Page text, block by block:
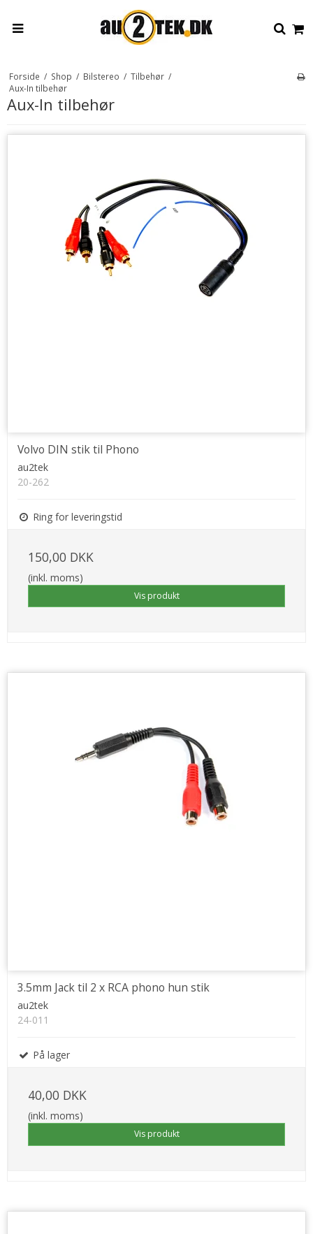
Forside / Shop / Bilstereo / Tilbehør /
Aux-In tilbehør
Aux-In tilbehør
Volvo DIN stik til Phono
au2tek
20-262
Ring for leveringstid
150,00 DKK
(inkl. moms)
Vis produkt
3.5mm Jack til 2 x RCA phono hun stik
au2tek
24-011
På lager
40,00 DKK
(inkl. moms)
Vis produkt